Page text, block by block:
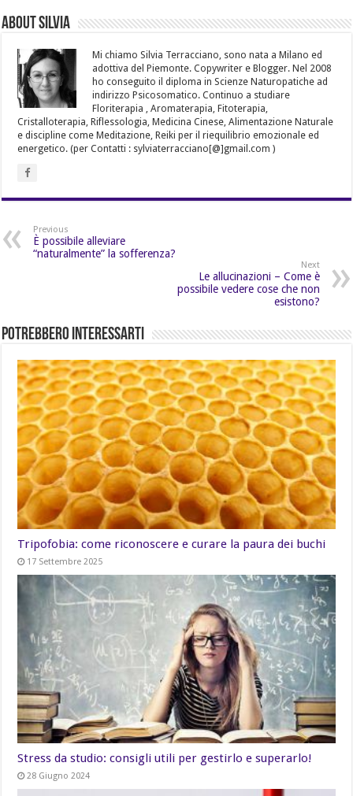
About Silvia
Mi chiamo Silvia Terracciano, sono nata a Milano ed
adottiva del Piemonte. Copywriter e Blogger. Nel 2008
ho conseguito il diploma in Scienze Naturopatiche ad
indirizzo Psicosomatico. Continuo a studiare
Floriterapia , Aromaterapia, Fitoterapia,
Cristalloterapia, Riflessologia, Medicina Cinese, Alimentazione Naturale
e discipline come Meditazione, Reiki per il riequilibrio emozionale ed
energetico. (per Contatti : sylviaterracciano[@]gmail.com )
Previous
È possibile alleviare
“naturalmente” la sofferenza?
Next
Le allucinazioni – Come è
possibile vedere cose che non
esistono?
Potrebbero Interessarti
Tripofobia: come riconoscere e curare la paura dei buchi
17 Settembre 2025
Stress da studio: consigli utili per gestirlo e superarlo!
28 Giugno 2024